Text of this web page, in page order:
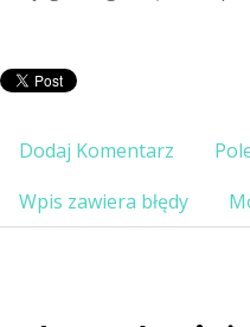
Dodaj Komentarz
Wpis zawiera błędy